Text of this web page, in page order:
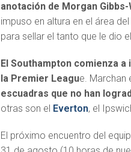
anotación de Morgan
impuso en altura en el área
para sellar el tanto que le dio
El Southampton comienza
la Premier League. Marchan
escuadras que no han
otras son el Everton, el
El próximo encuentro del